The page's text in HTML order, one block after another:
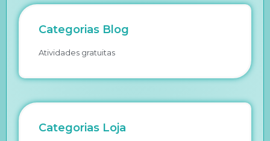
Categorias Blog
Atividades gratuitas
Categorias Loja